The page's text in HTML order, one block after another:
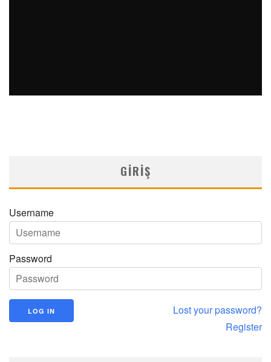
GIRIŞ
Username
Password
Lost your password?
Register